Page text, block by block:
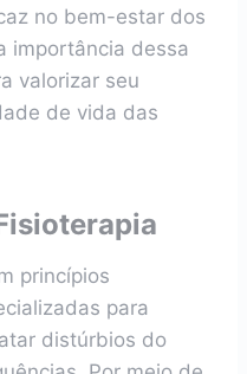
no bem-estar dos
importância dessa
valorizar seu
de vida das
princípios
para
distúrbios do